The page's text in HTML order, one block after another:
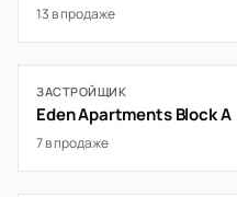
13 в продаже
ЗАСТРОЙЩИК
Eden Apartments Block A
7 в продаже